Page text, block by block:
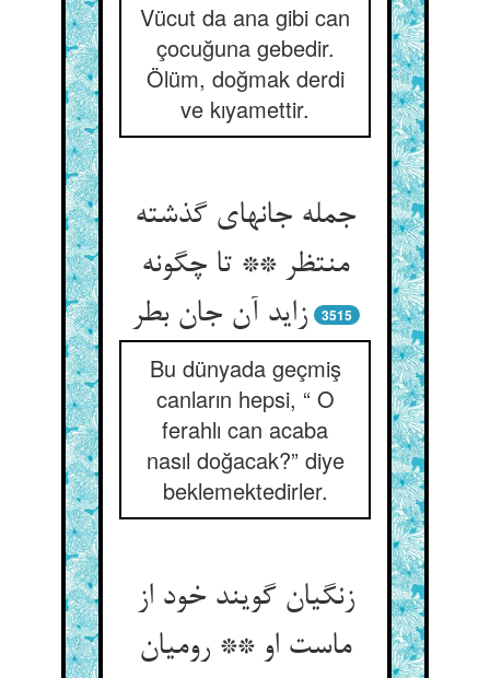
Vücut da ana gibi can
çocuğuna gebedir.
Ölüm, doğmak derdi
ve kıyamettir.
جمله جانهای گذشته
منتظر ** تا چگونه
زاید آن جان بطر
3515
Bu dünyada geçmiş
canların hepsi, “ O
ferahlı can acaba
nasıl doğacak?” diye
beklemektedirler.
زنگیان گویند خود از
ماست او ** رومیان